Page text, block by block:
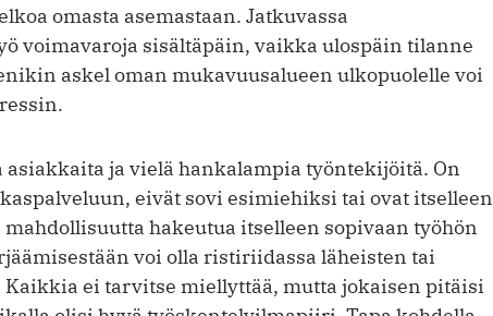
omasta asemastaan. Jatkuvassa
voimavaroja sisältäpäin, vaikka ulospäin tilanne
askel oman mukavuusalueen ulkopuolelle voi
ja vielä hankalampia työntekijöitä. On
eivät sovi esimiehiksi tai ovat itselleen
hakeutua itselleen sopivaan työhön
voi olla ristiriidassa läheisten tai
ei tarvitse miellyttää, mutta jokaisen pitäisi